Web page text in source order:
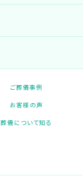
ご葬儀事例
お客様の声
葬儀について知る